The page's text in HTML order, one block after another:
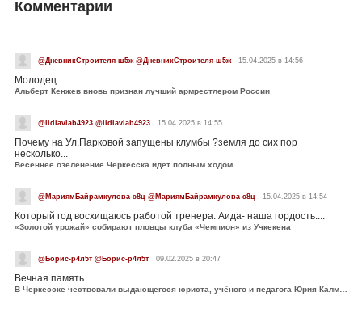
Комментарии
@ДневникСтроителя-ш5ж @ДневникСтроителя-ш5ж 15.04.2025 в 14:56
Молодец
Альберт Кенжев вновь признан лучший армрестлером России
@lidiavlab4923 @lidiavlab4923 15.04.2025 в 14:55
Почему на Ул.Парковой запущены клумбы ?земля до сих пор
несколько...
Весеннее озеленение Черкесска идет полным ходом
@МариямБайрамкулова-э8ц @МариямБайрамкулова-э8ц 15.04.2025 в 14:54
Который год восхищаюсь работой тренера. Аида- наша гордость....
«Золотой урожай» собирают пловцы клуба «Чемпион» из Учкекена
@Борис-р4л5т @Борис-р4л5т 09.02.2025 в 20:47
Вечная память
В Черкесске чествовали выдающегося юриста, учёного и педагога Юрия Калмыкова